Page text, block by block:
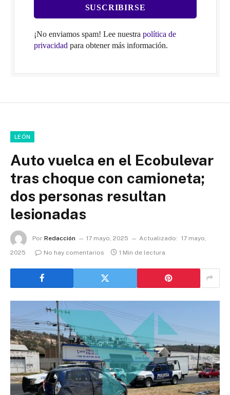
¡No enviamos spam! Lee nuestra política de
privacidad para obtener más información.
LEÓN
Auto vuelca en el Ecobulevar
tras choque con camioneta;
dos personas resultan
lesionadas
Por Redacción 17 mayo, 2025 Actualizado: 17 mayo,
2025
No hay comentarios 1 Min de lectura